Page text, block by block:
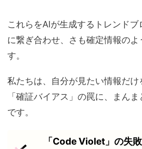
これらをAIが生成するトレンドブ
に繋ぎ合わせ、さも確定情報の
す。
私たちは、自分が見たい情報だけ
「確証バイアス」の罠に、まん
です。
「Code Violet」の失